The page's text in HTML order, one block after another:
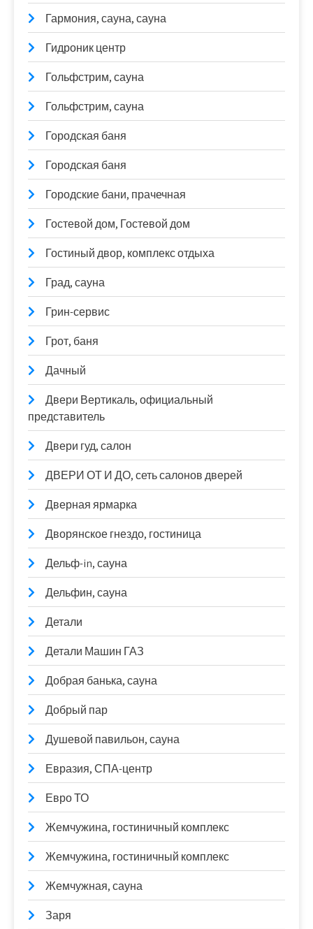
Гармония, сауна, сауна
Гидроник центр
Гольфстрим, сауна
Гольфстрим, сауна
Городская баня
Городская баня
Городские бани, прачечная
Гостевой дом, Гостевой дом
Гостиный двор, комплекс отдыха
Град, сауна
Грин-сервис
Грот, баня
Дачный
Двери Вертикаль, официальный
представитель
Двери гуд, салон
ДВЕРИ ОТ И ДО, сеть салонов дверей
Дверная ярмарка
Дворянское гнездо, гостиница
Дельф-in, сауна
Дельфин, сауна
Детали
Детали Машин ГАЗ
Добрая банька, сауна
Добрый пар
Душевой павильон, сауна
Евразия, СПА-центр
Евро ТО
Жемчужина, гостиничный комплекс
Жемчужина, гостиничный комплекс
Жемчужная, сауна
Заря